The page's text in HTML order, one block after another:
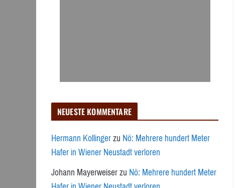
NEUESTE KOMMENTARE
Hermann KollingerzuNö: Mehrere hundert Meter
Hafer in Wiener Neustadt verloren
Johann MayerweiserzuNö: Mehrere hundert Meter